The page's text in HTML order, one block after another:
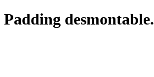
Padding desmontable.